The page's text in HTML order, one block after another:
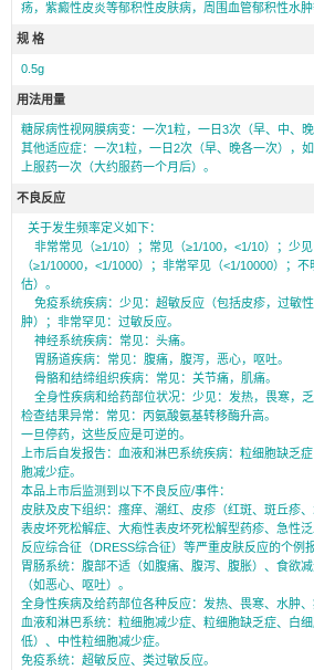
疡，紫癜性皮炎等郁积性皮肤病，周围血管郁积性水肿
规 格
0.5g
用法用量
糖尿病性视网膜病变：一次1粒，一日3次（早、中、晚
其他适应症：一次1粒，一日2次（早、晚各一次），
上服药一次（大约服药一个月后）。
不良反应
关于发生频率定义如下：
非常常见（≥1/10）；常见（≥1/100，<1/10）；少
（≥1/10000，<1/1000）；非常罕见（<1/10000）；
估）。
免疫系统疾病：少见：超敏反应（包括皮疹，过敏
肿）；非常罕见：过敏反应。
神经系统疾病：常见：头痛。
胃肠道疾病：常见：腹痛，腹泻，恶心，呕吐。
骨骼和结缔组织疾病：常见：关节痛，肌痛。
全身性疾病和给药部位状况：少见：发热，畏寒，乏
检查结果异常：常见：丙氨酸氨基转移酶升高。
一旦停药，这些反应是可逆的。
上市后自发报告：血液和淋巴系统疾病：粒细胞缺乏
胞减少症。
本品上市后监测到以下不良反应/事件：
皮肤及皮下组织：瘙痒、潮红、皮疹（红斑、斑丘疹
表皮坏死松解症、大疱性表皮坏死松解型药疹、急性
反应综合征（DRESS综合征）等严重皮肤反应的个例报
胃肠系统：腹部不适（如腹痛、腹泻、腹胀）、食欲
（如恶心、呕吐）。
全身性疾病及给药部位各种反应：发热、畏寒、水肿、
血液和淋巴系统：粒细胞减少症、粒细胞缺乏症、白
低）、中性粒细胞减少症。
免疫系统：超敏反应、类过敏反应。